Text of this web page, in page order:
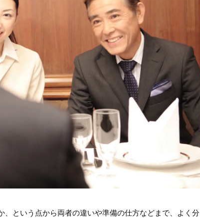
という点から両者の違いや準備の仕方などまで、よく分